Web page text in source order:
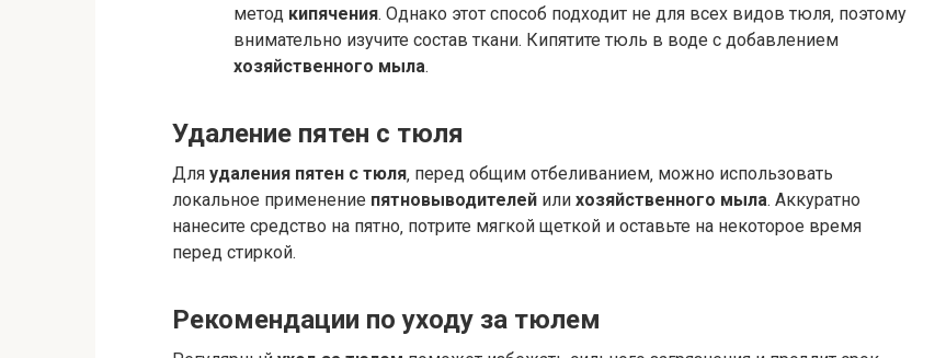
метод кипячения. Однако этот способ подходит не для всех видов тюля‚ поэтому
внимательно изучите состав ткани. Кипятите тюль в воде с добавлением
хозяйственного мыла.
Удаление пятен с тюля
Для удаления пятен с тюля‚ перед общим отбеливанием‚ можно использовать
локальное применение пятновыводителей или хозяйственного мыла. Аккуратно
нанесите средство на пятно‚ потрите мягкой щеткой и оставьте на некоторое время
перед стиркой.
Рекомендации по уходу за тюлем